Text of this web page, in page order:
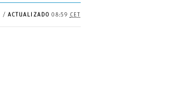
ACTUALIZADO 08:59 CET